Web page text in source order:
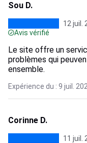
Sou D.
12 juil.
Avis vérifié
Le site offre un
problèmes qui
ensemble.
Expérience du : 9 juil.
Corinne D.
11 juil.